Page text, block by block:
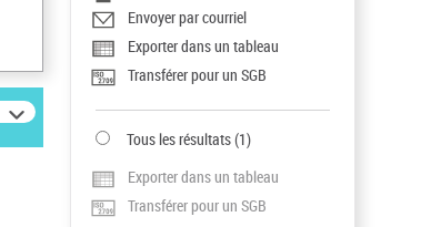
Envoyer par courriel
Exporter dans un tableau
Transférer pour un SGB
Tous les résultats(1)
Exporter dans un tableau
Transférer pour un SGB